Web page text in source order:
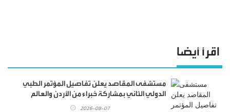
اقرأ أيضا
مستشفى المقاصد يعلن تفاصيل المؤتمر الطبي
الدولي الثاني بمشاركة خبراء من الأردن والعالم
2026-08-07